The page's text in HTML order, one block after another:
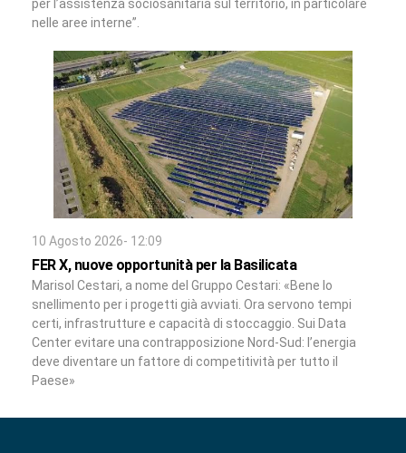
per l’assistenza sociosanitaria sul territorio, in particolare
nelle aree interne”.
10 Agosto 2026- 12:09
FER X, nuove opportunità per la Basilicata
Marisol Cestari, a nome del Gruppo Cestari: «Bene lo
snellimento per i progetti già avviati. Ora servono tempi
certi, infrastrutture e capacità di stoccaggio. Sui Data
Center evitare una contrapposizione Nord-Sud: l’energia
deve diventare un fattore di competitività per tutto il
Paese»